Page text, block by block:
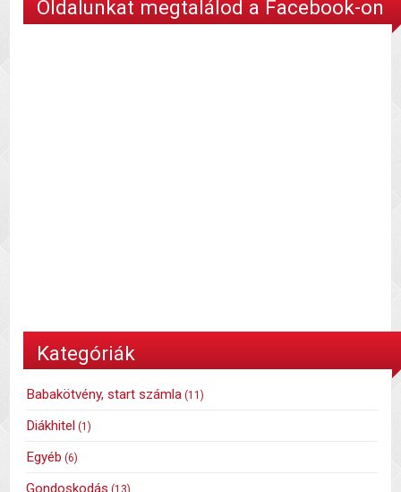
Oldalunkat megtalálod a Facebook-on
Kategóriák
Babakötvény, start számla (11)
Diákhitel (1)
Egyéb (6)